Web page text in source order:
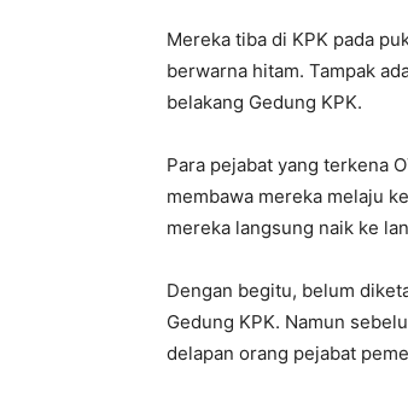
Mereka tiba di KPK pada
berwarna hitam. Tampak
belakang Gedung KPK.
Para pejabat yang terkena
membawa mereka melaju
mereka langsung naik ke
Dengan begitu, belum
Gedung KPK. Namun
delapan orang pejabat